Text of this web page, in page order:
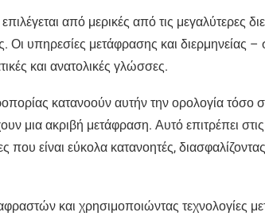
από μερικές από τις μεγαλύτερες
Οι υπηρεσίες μετάφρασης και
και ανατολικές γλώσσες.
κατανοούν αυτήν την ορολογία
μια ακριβή μετάφραση. Αυτό επιτρέπει στις
είναι εύκολα κατανοητές,
και χρησιμοποιώντας τεχνολογίες